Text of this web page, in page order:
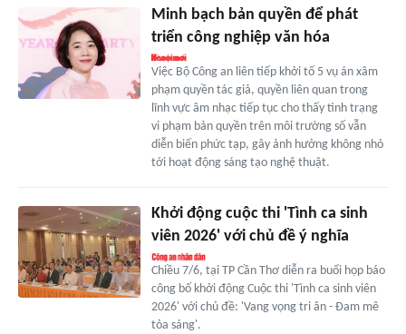
Minh bạch bản quyền để phát
triển công nghiệp văn hóa
Việc Bộ Công an liên tiếp khởi tố 5 vụ án xâm
phạm quyền tác giả, quyền liên quan trong
lĩnh vực âm nhạc tiếp tục cho thấy tình trạng
vi phạm bản quyền trên môi trường số vẫn
diễn biến phức tạp, gây ảnh hưởng không nhỏ
tới hoạt động sáng tạo nghệ thuật.
Khởi động cuộc thi 'Tình ca sinh
viên 2026' với chủ đề ý nghĩa
Chiều 7/6, tại TP Cần Thơ diễn ra buổi họp báo
công bố khởi động Cuộc thi 'Tình ca sinh viên
2026' với chủ đề: 'Vang vọng tri ân - Đam mê
tỏa sáng'.